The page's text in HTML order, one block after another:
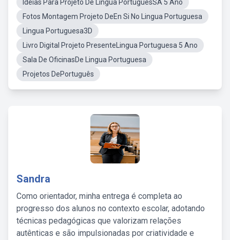
Ideias Para Projeto De Lingua PortuguesSA 5 Ano
Fotos Montagem Projeto DeEn Si No Lingua Portuguesa
Lingua Portuguesa3D
Livro Digital Projeto PresenteLingua Portuguesa 5 Ano
Sala De OficinasDe Lingua Portuguesa
Projetos DePortuguês
Sandra
Como orientador, minha entrega é completa ao
progresso dos alunos no contexto escolar, adotando
técnicas pedagógicas que valorizam relações
autênticas e são impulsionadas por criatividade e